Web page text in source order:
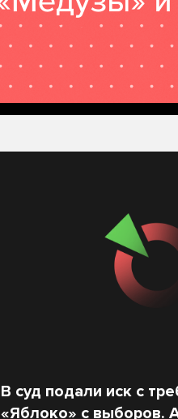
В суд подали иск с
«Яблоко» с выборов.